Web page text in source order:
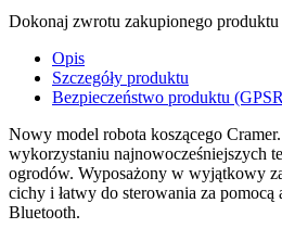
Dokonaj zwrotu zakupionego produktu
Opis
Szczegóły produktu
Bezpieczeństwo produktu
Nowy model robota koszącego
wykorzystaniu najnowocześniejszych
ogrodów. Wyposażony w wyjątkowy
cichy i łatwy do sterowania za
Bluetooth.